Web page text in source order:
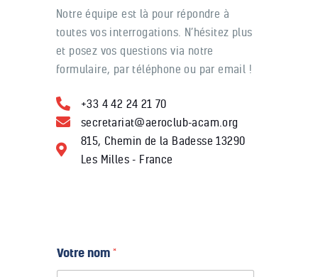
Notre équipe est là pour répondre à
toutes vos interrogations. N’hésitez plus
et posez vos questions via notre
formulaire, par téléphone ou par email !
+33 4 42 24 21 70
secretariat@aeroclub-acam.org
815, Chemin de la Badesse 13290
Les Milles - France
Votre nom*